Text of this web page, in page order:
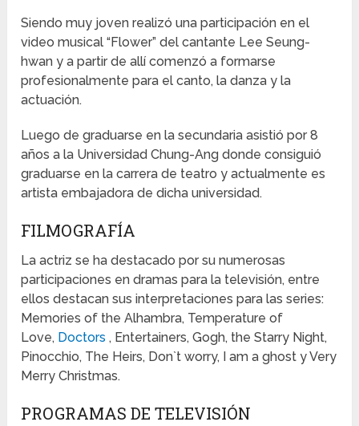
Siendo muy joven realizó una participación en el
video musical “Flower” del cantante Lee Seung-
hwan y a partir de allí comenzó a formarse
profesionalmente para el canto, la danza y la
actuación.
Luego de graduarse en la secundaria asistió por 8
años a la Universidad Chung-Ang donde consiguió
graduarse en la carrera de teatro y actualmente es
artista embajadora de dicha universidad.
FILMOGRAFÍA
La actriz se ha destacado por su numerosas
participaciones en dramas para la televisión, entre
ellos destacan sus interpretaciones para las series:
Memories of the Alhambra, Temperature of
Love, Doctors , Entertainers, Gogh, the Starry Night,
Pinocchio, The Heirs, Don`t worry, I am a ghost y Very
Merry Christmas.
PROGRAMAS DE TELEVISIÓN